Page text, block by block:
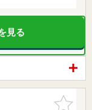
見る
お気に入